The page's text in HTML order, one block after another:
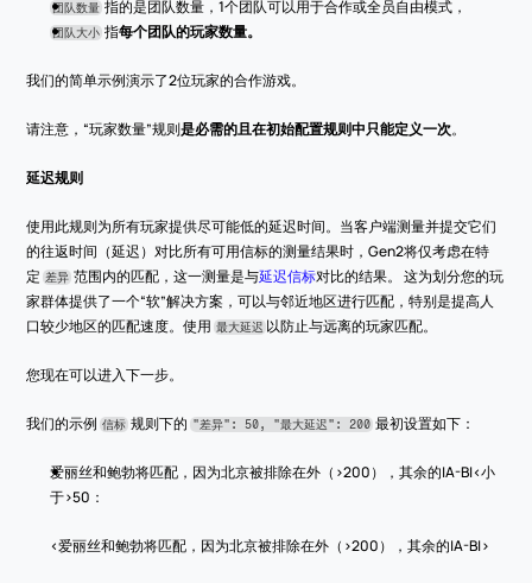
团队数量 指的是团队数量，1个团队可以用于合作或全员自由模式，
团队大小 指每个团队的玩家数量。
我们的简单示例演示了2位玩家的合作游戏。
请注意，“玩家数量”规则是必需的且在初始配置规则中只能定义一次。
延迟规则
使用此规则为所有玩家提供尽可能低的延迟时间。当客户端测量并提交它们
的往返时间（延迟）对比所有可用信标的测量结果时，Gen2将仅考虑在特
定 差异 范围内的匹配，这一测量是与延迟信标对比的结果。 这为划分您的玩
家群体提供了一个“软”解决方案，可以与邻近地区进行匹配，特别是提高人
口较少地区的匹配速度。使用 最大延迟 以防止与远离的玩家匹配。
您现在可以进入下一步。
我们的示例 信标 规则下的 "差异": 50, "最大延迟": 200 最初设置如下：
爱丽丝和鲍勃将匹配，因为北京被排除在外（>200），其余的|A-B|<小
于>50：
<爱丽丝和鲍勃将匹配，因为北京被排除在外（>200），其余的|A-B|>